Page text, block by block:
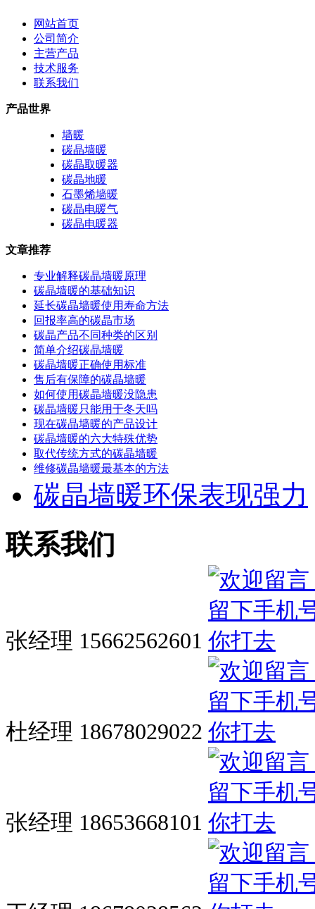
网站首页
公司简介
主营产品
技术服务
联系我们
产品世界
墙暖
碳晶墙暖
碳晶取暖器
碳晶地暖
石墨烯墙暖
碳晶电暖气
碳晶电暖器
文章推荐
专业解释碳晶墙暖原理
碳晶墙暖的基础知识
延长碳晶墙暖使用寿命方法
回报率高的碳晶市场
碳晶产品不同种类的区别
简单介绍碳晶墙暖
碳晶墙暖正确使用标准
售后有保障的碳晶墙暖
如何使用碳晶墙暖没隐患
碳晶墙暖只能用于冬天吗
现在碳晶墙暖的产品设计
碳晶墙暖的六大特殊优势
取代传统方式的碳晶墙暖
维修碳晶墙暖最基本的方法
碳晶墙暖环保表现强力
联系我们
张经理 15662562601
杜经理 18678029022
张经理 18653668101